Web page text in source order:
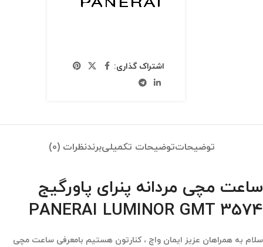
اشتراک گذاری:
توضیحاتتوضیحات تکمیلیبرندنظرات (0)
ساعت مچی مردانه پنرای پاورگیج
PANERAI LUMINOR GMT 3574
سلام به همراهان عزیز ایمان واچ ، کنارتون هستیم بامعرفی ساعت مچی